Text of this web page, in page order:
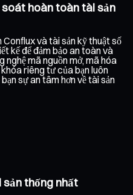
hoàn toàn tài sản
và tài sản kỹ thuật số
kế để đảm bảo an toàn và
nghệ mã nguồn mở, mã hóa
riêng tư của bạn luôn
sự an tâm hơn về tài sản
sản thống nhất